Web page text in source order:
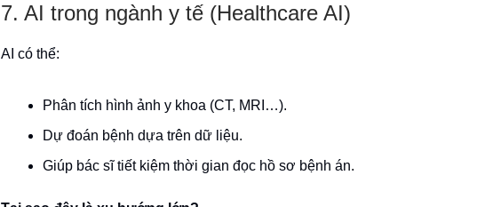
7. AI trong ngành y tế (Healthcare AI)
AI có thể:
Phân tích hình ảnh y khoa (CT, MRI…).
Dự đoán bệnh dựa trên dữ liệu.
Giúp bác sĩ tiết kiệm thời gian đọc hồ sơ bệnh án.